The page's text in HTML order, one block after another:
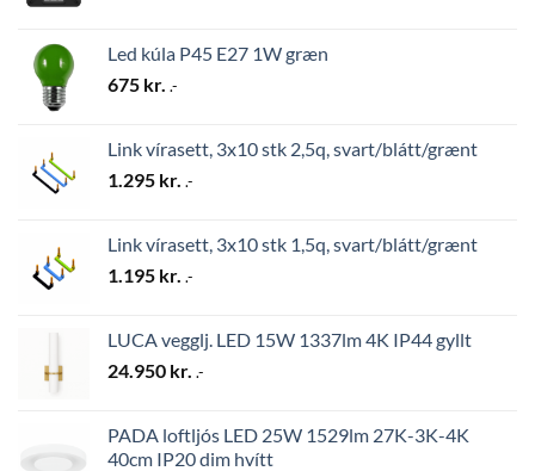
Led kúla P45 E27 1W græn
675 kr. .-
Link vírasett, 3x10 stk 2,5q, svart/blátt/grænt
1.295 kr. .-
Link vírasett, 3x10 stk 1,5q, svart/blátt/grænt
1.195 kr. .-
LUCA vegglj. LED 15W 1337lm 4K IP44 gyllt
24.950 kr. .-
PADA loftljós LED 25W 1529lm 27K-3K-4K
40cm IP20 dim hvítt